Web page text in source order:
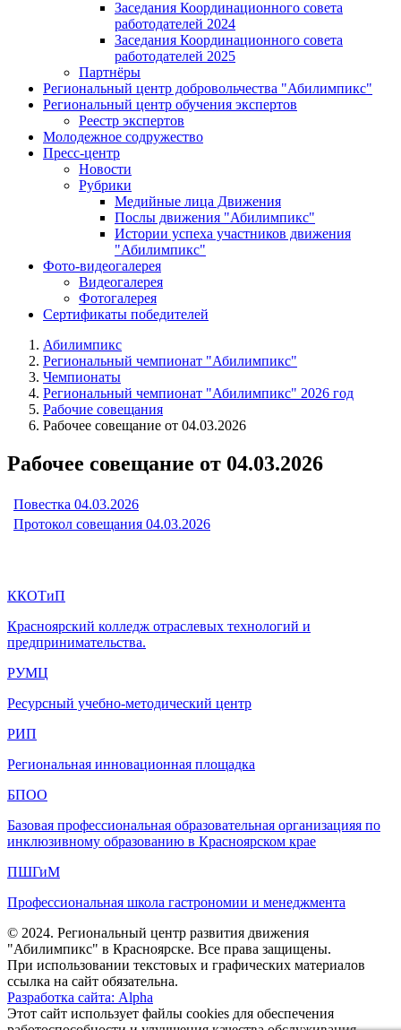
Заседания Координационного совета
работодателей 2024
Заседания Координационного совета
работодателей 2025
Партнёры
Региональный центр добровольчества "Абилимпикс"
Региональный центр обучения экспертов
Реестр экспертов
Молодежное содружество
Пресс-центр
Новости
Рубрики
Медийные лица Движения
Послы движения "Абилимпикс"
Истории успеха участников движения
"Абилимпикс"
Фото-видеогалерея
Видеогалерея
Фотогалерея
Сертификаты победителей
Абилимпикс
Региональный чемпионат "Абилимпикс"
Чемпионаты
Региональный чемпионат "Абилимпикс" 2026 год
Рабочие совещания
Рабочее совещание от 04.03.2026
Рабочее совещание от 04.03.2026
Повестка 04.03.2026
Протокол совещания 04.03.2026
ККОТиП
Красноярский колледж отраслевых технологий и
предпринимательства.
РУМЦ
Ресурсный учебно-методический центр
РИП
Региональная инновационная площадка
БПОО
Базовая профессиональная образовательная организацияя по
инклюзивному образованию в Красноярском крае
ПШГиМ
Профессиональная школа гастрономии и менеджмента
© 2024. Региональный центр развития движения
"Абилимпикс" в Красноярске. Все права защищены.
При использовании текстовых и графических материалов
ссылка на сайт обязательна.
Разработка сайта: Alpha
Этот сайт использует файлы cookies для обеспечения